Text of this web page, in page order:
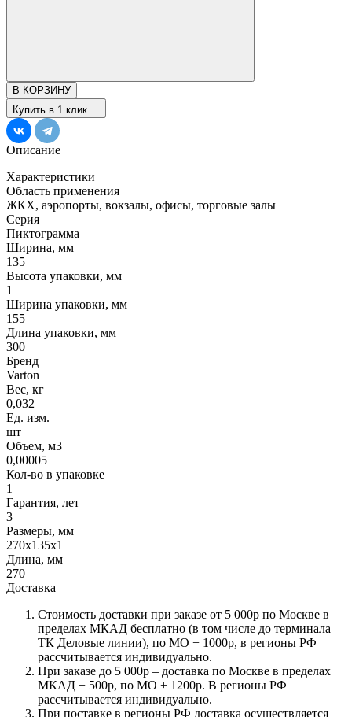
В КОРЗИНУ
Купить в 1 клик
Описание
Характеристики
Область применения
ЖКХ, аэропорты, вокзалы, офисы, торговые залы
Серия
Пиктограмма
Ширина, мм
135
Высота упаковки, мм
1
Ширина упаковки, мм
155
Длина упаковки, мм
300
Бренд
Varton
Вес, кг
0,032
Ед. изм.
шт
Объем, м3
0,00005
Кол-во в упаковке
1
Гарантия, лет
3
Размеры, мм
270x135x1
Длина, мм
270
Доставка
Стоимость доставки при заказе от 5 000р по Москве в
пределах МКАД бесплатно (в том числе до терминала
ТК Деловые линии), по МО + 1000р, в регионы РФ
рассчитывается индивидуально.
При заказе до 5 000р – доставка по Москве в пределах
МКАД + 500р, по МО + 1200р. В регионы РФ
рассчитывается индивидуально.
При поставке в регионы РФ доставка осуществляется